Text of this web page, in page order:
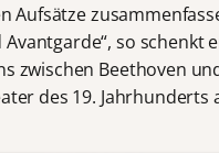
Aufsätze
so schenkt
zwischen Beethoven
des 19. Jahrhunderts